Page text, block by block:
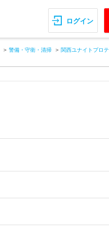
ログイン
警備・守衛・清掃
関西ユナイトプロ